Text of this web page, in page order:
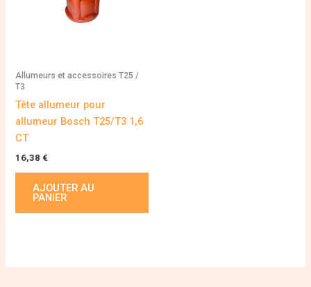
Allumeurs et accessoires T25 /
T3
Tête allumeur pour
allumeur Bosch T25/T3 1,6
CT
16,38 €
AJOUTER AU
PANIER